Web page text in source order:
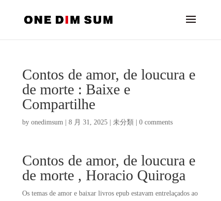
Contos de amor, de loucura e
de morte : Baixe e
Compartilhe
by onedimsum| 8 月 31, 2025| 未分類 0 comments
Contos de amor, de loucura e
de morte , Horacio Quiroga
Os temas de amor e baixar livros epub estavam entrelaçados ao